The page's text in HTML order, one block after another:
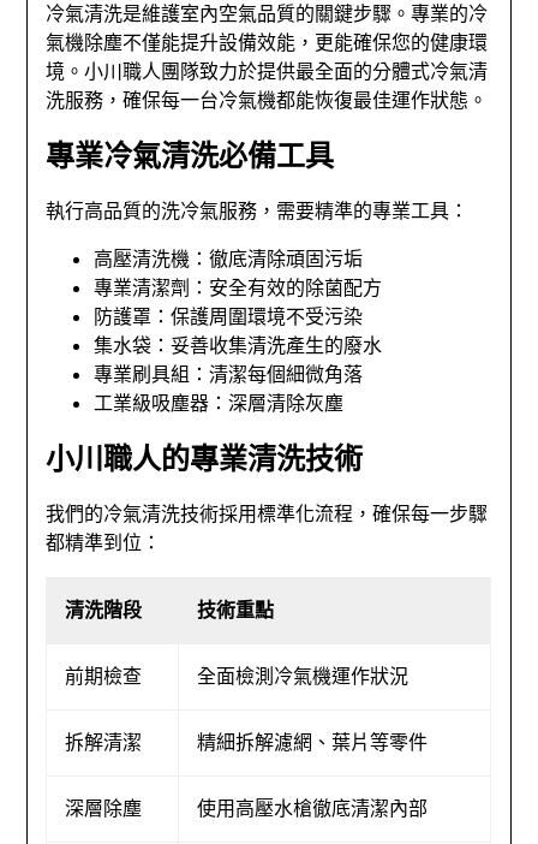
冷氣清洗是維護室內空氣品質的關鍵步驟。專業的冷
氣機除塵不僅能提升設備效能，更能確保您的健康環
境。小川職人團隊致力於提供最全面的分體式冷氣清
洗服務，確保每一台冷氣機都能恢復最佳運作狀態。
專業冷氣清洗必備工具
執行高品質的洗冷氣服務，需要精準的專業工具：
高壓清洗機：徹底清除頑固污垢
專業清潔劑：安全有效的除菌配方
防護罩：保護周圍環境不受污染
集水袋：妥善收集清洗產生的廢水
專業刷具組：清潔每個細微角落
工業級吸塵器：深層清除灰塵
小川職人的專業清洗技術
我們的冷氣清洗技術採用標準化流程，確保每一步驟
都精準到位：
清洗階段 技術重點
前期檢查 全面檢測冷氣機運作狀況
拆解清潔 精細拆解濾網、葉片等零件
深層除塵 使用高壓水槍徹底清潔內部